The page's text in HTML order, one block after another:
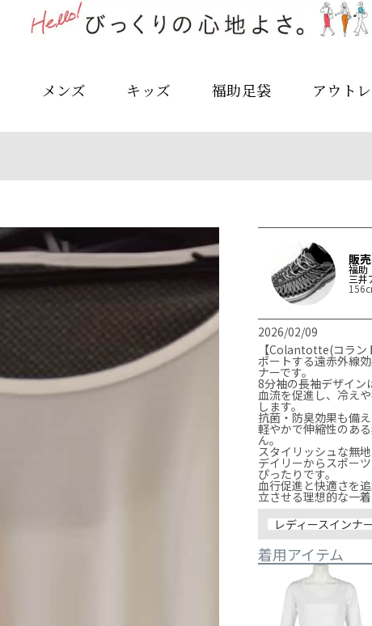
メンズ キッズ 福助足袋 アウト
販
福助
三井
2026/02/09
【Colantotte(コラン
ポートする遠赤外線
ナーです。
8分袖の長袖デザイン
血流を促進し、冷え
します。
抗菌・防臭効果も備
軽やかで伸縮性のあ
ん。
スタイリッシュな無
デイリーからスポー
ぴったりです。
血行促進と快適さを
レディースインナ
着用アイテム